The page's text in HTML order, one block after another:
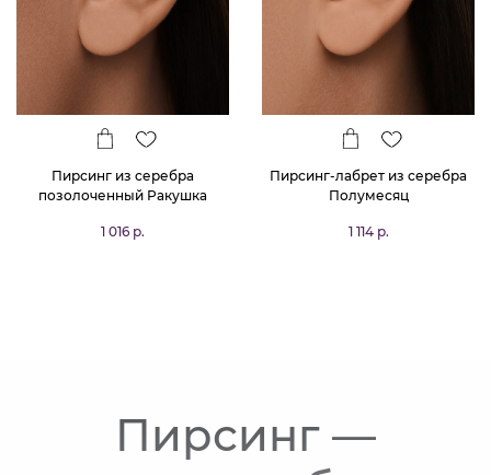
Пирсинг из серебра
позолоченный Ракушка
1 016 р.
Пирсинг-лабрет из серебра
Полумесяц
1 114 р.
Пирсинг —